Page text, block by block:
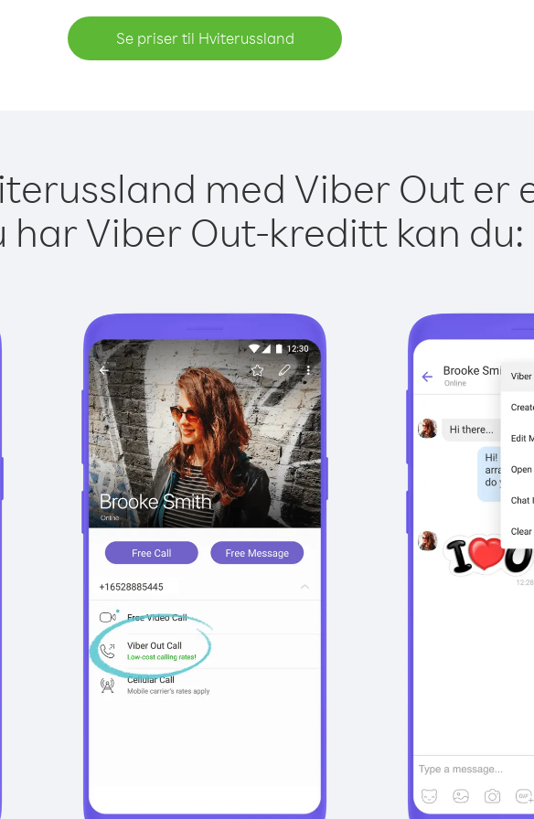
Se priser til Hviterussland
med Viber Out er
har Viber Out-kreditt kan du: